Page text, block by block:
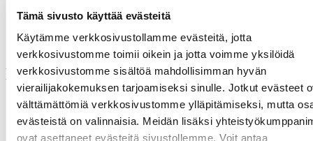
Tämä sivusto käyttää evästeitä
Käytämme verkkosivustollamme evästeitä, jotta
verkkosivustomme toimii oikein ja jotta voimme yksilöidä
verkkosivustomme sisältöä mahdollisimman hyvän
vierailijakokemuksen tarjoamiseksi sinulle. Jotkut evästeet
välttämättömiä verkkosivustomme ylläpitämiseksi, mutta
evästeistä on valinnaisia. Meidän lisäksi
ovat asettaneet evästeitä sivustollemme. Voit antaa
Samankaltaisia tuotteita
Muut ostivat myös